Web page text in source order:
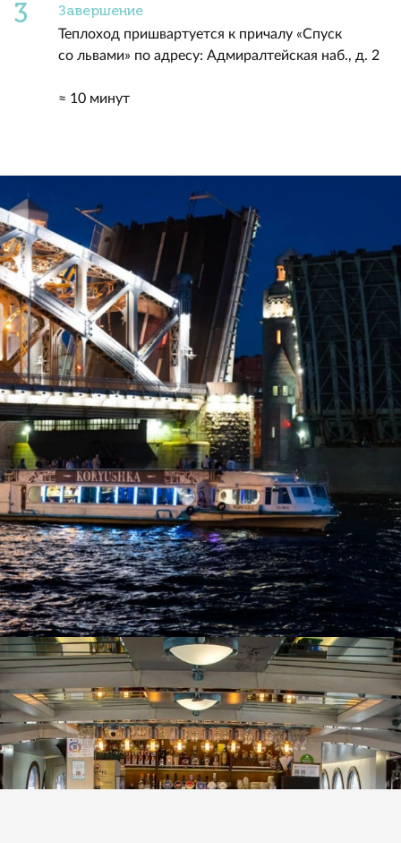
Завершение
Теплоход пришвартуется к причалу «Спуск
со львами» по адресу: Адмиралтейская наб., д. 2
≈ 10 минут